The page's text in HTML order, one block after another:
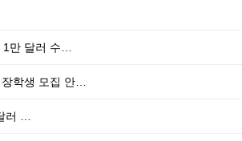
만 달러 수…
학생 모집 안…
러 …